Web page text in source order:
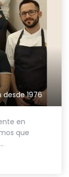
1976
en
que